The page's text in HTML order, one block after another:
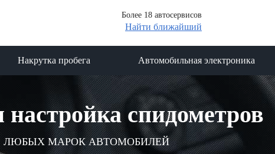
Более 18 автосервисов
Найти ближайший
Накрутка пробега Автомобильная электроника
настройка спидометров
ЛЮБЫХ МАРОК АВТОМОБИЛЕЙ